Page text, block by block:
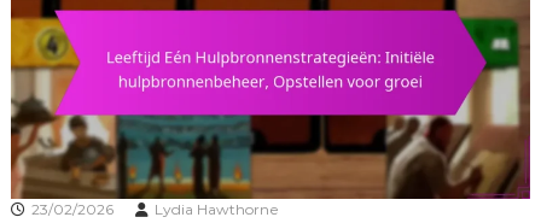
23/02/2026 Lydia Hawthorne